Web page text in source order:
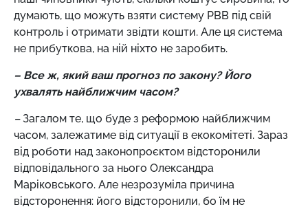
думають, що можуть взяти систему РВВ під свій
контроль і отримати звідти кошти. Але ця система
не прибуткова, на ній ніхто не заробить.
– Все ж, який ваш прогноз по закону? Його
ухвалять найближчим часом?
– Загалом те, що буде з реформою найближчим
часом, залежатиме від ситуації в екокомітеті. Зараз
від роботи над законопроєктом відсторонили
відповідального за нього Олександра
Маріковського. Але незрозуміла причина
відсторонення: його відсторонили, бо їм не